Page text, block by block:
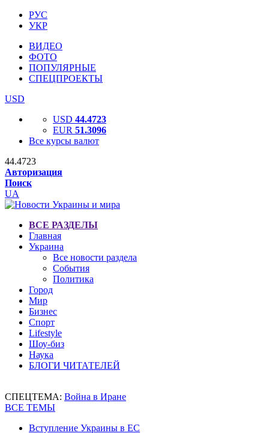
РУС
УКР
ВИДЕО
ФОТО
ПОПУЛЯРНЫЕ
СПЕЦПРОЕКТЫ
USD
USD 44.4723
EUR 51.3096
Все курсы валют
44.4723
Авторизация
Поиск
UA
ВСЕ РАЗДЕЛЫ
Главная
Украина
Все новости раздела
События
Политика
Город
Мир
Бизнес
Спорт
Lifestyle
Шоу-биз
Наука
БЛОГИ ЧИТАТЕЛЕЙ
СПЕЦТЕМА: Война в Иране
ВСЕ ТЕМЫ
Вступление Украины в ЕС